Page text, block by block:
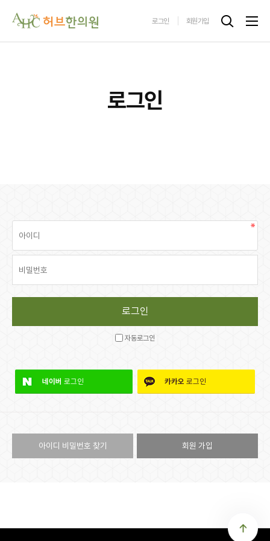
로그인 회원가입
로그인
자동로그인
네이버 로그인 카카오 로그인
아이디 비밀번호 찾기 회원 가입